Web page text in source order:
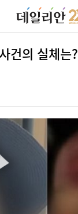
건의 실체는?